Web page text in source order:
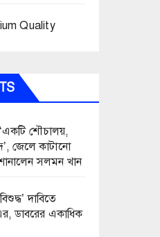
Quality
শৌচালয়,
জেলে কাটানো
সলমন খান
দাবিতে
ডাবরের একাধিক